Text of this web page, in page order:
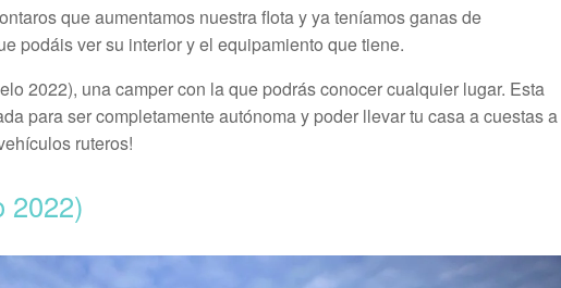
que aumentamos nuestra flota y ya teníamos ganas de
podáis ver su interior y el equipamiento que tiene.
2022), una camper con la que podrás conocer cualquier lugar. Esta
para ser completamente autónoma y poder llevar tu casa a cuestas a
ruteros!
2022)